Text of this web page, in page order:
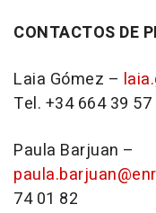
CONTACTOS DE
Laia Gómez –
Tel. +34 664 39 57
Paula Barjuan –
74 01 82